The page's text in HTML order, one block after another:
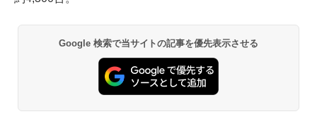
Google 検索で当サイトの記事を優先表示させる